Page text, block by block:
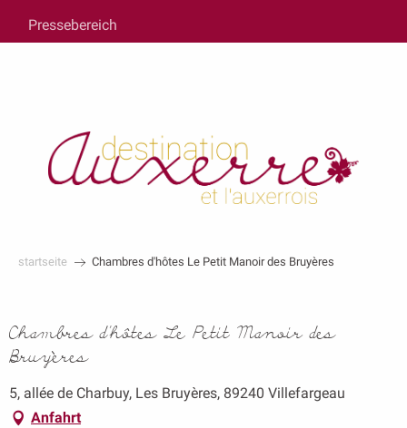
contenu
principal
Pressebereich
startseite Chambres d'hôtes Le Petit Manoir des Bruyères
Chambres d'hôtes Le Petit Manoir des
Bruyères
5, allée de Charbuy, Les Bruyères, 89240 Villefargeau
Anfahrt